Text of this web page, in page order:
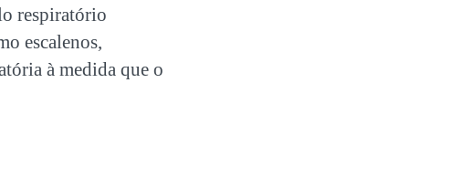
respiratório
escalenos,
à medida que o